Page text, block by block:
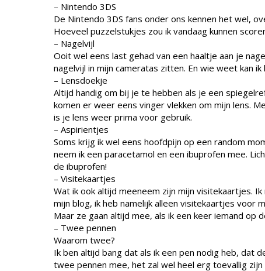
– Nintendo 3DS
De Nintendo 3DS fans onder ons kennen het wel,
Hoeveel puzzelstukjes zou ik vandaag kunnen
– Nagelvijl
Ooit wel eens last gehad van een haaltje aan je
nagelvijl in mijn cameratas zitten. En wie weet kan
– Lensdoekje
Altijd handig om bij je te hebben als je een
komen er weer eens vinger vlekken om mijn lens.
is je lens weer prima voor gebruik.
– Aspirientjes
Soms krijg ik wel eens hoofdpijn op een random
neem ik een paracetamol en een ibuprofen mee.
de ibuprofen!
– Visitekaartjes
Wat ik ook altijd meeneem zijn mijn visitekaartjes.
mijn blog, ik heb namelijk alleen visitekaartjes voor
Maar ze gaan altijd mee, als ik een keer iemand op
– Twee pennen
Waarom twee?
Ik ben altijd bang dat als ik een pen nodig heb, dat
twee pennen mee, het zal wel heel erg toevallig zijn